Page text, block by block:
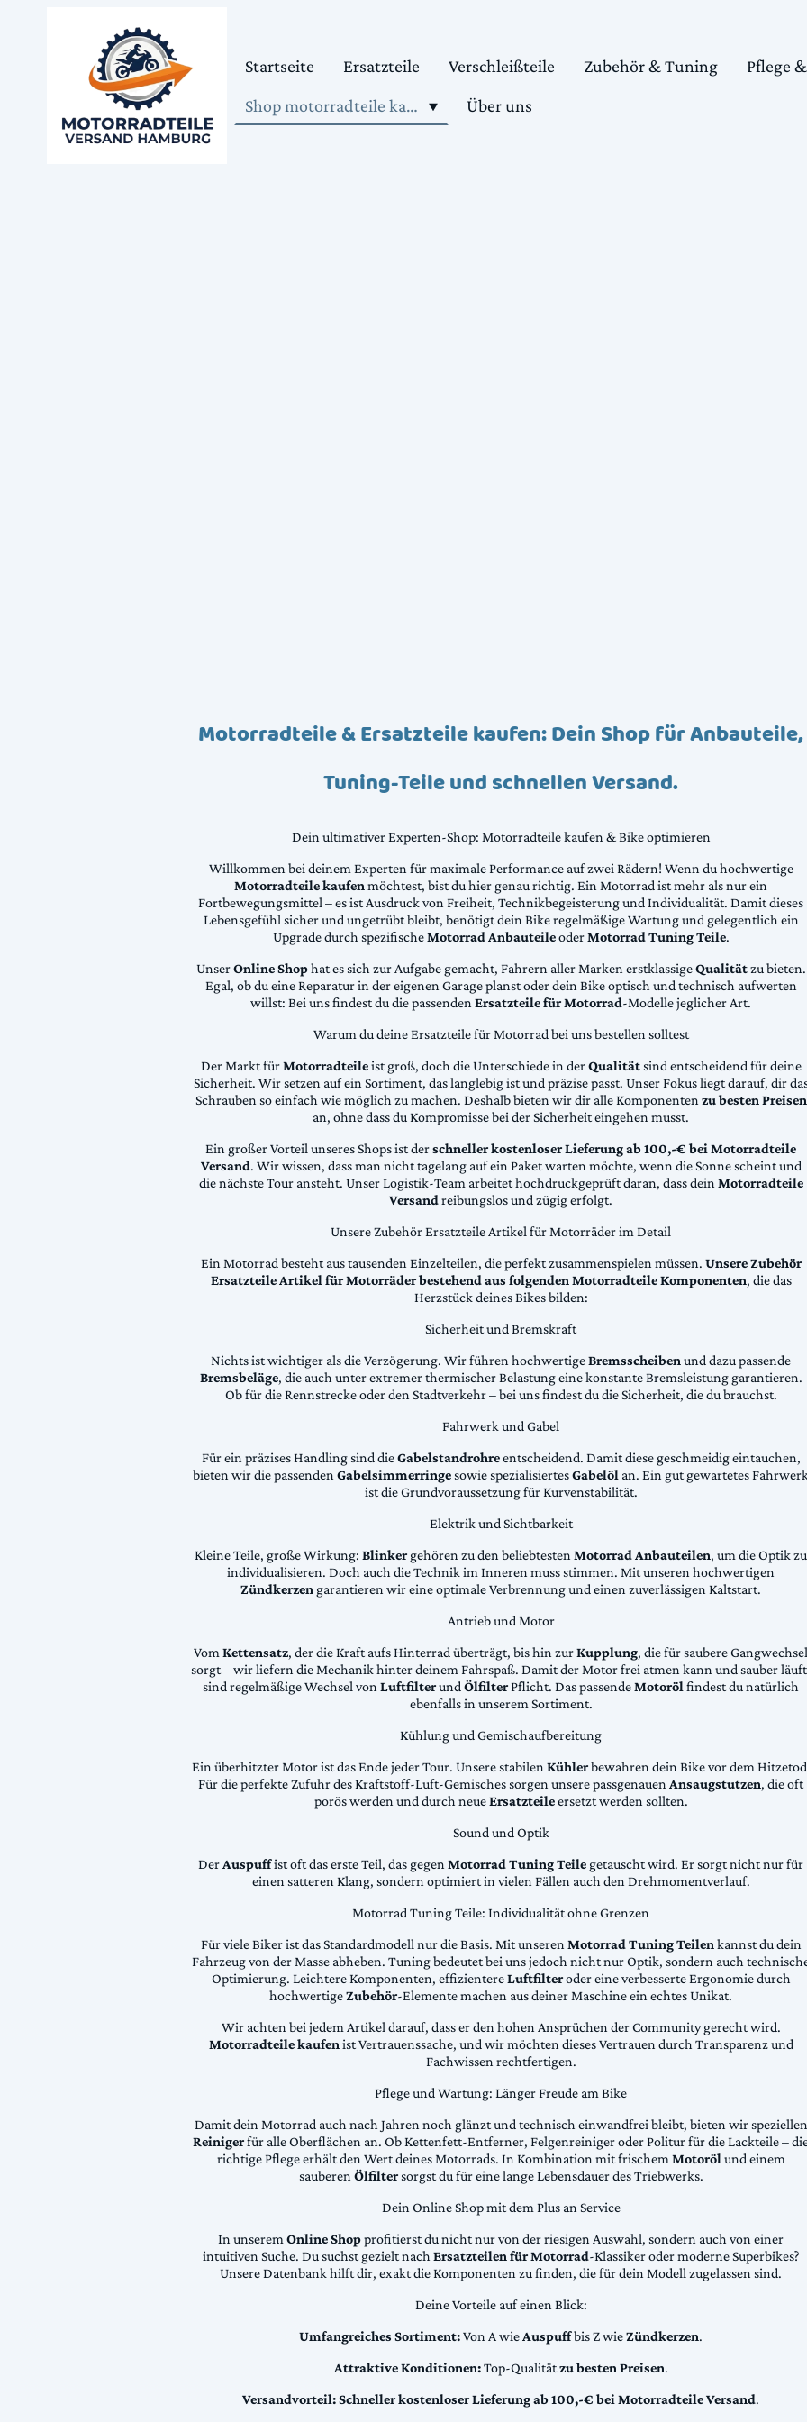
Startseite Ersatzteile Verschleißteile Zubehör & Tuning
Pflege
Shop motorradteile kaufen
Über uns
Motorradteile & Ersatzteile kaufen: Dein Shop für Anbauteile,
Tuning-Teile und schnellen Versand.
Dein ultimativer Experten-Shop: Motorradteile kaufen & Bike optimieren
Willkommen bei deinem Experten für maximale Performance auf zwei Rädern! Wenn du hochwertige
Motorradteile kaufenmöchtest, bist du hier genau richtig. Ein Motorrad ist mehr als nur ein
Fortbewegungsmittel – es ist Ausdruck von Freiheit, Technikbegeisterung und Individualität. Damit dieses
Lebensgefühl sicher und ungetrübt bleibt, benötigt dein Bike regelmäßige Wartung und gelegentlich ein
Upgrade durch spezifischeMotorrad AnbauteileoderMotorrad Tuning Teile.
UnserOnline Shophat es sich zur Aufgabe gemacht, Fahrern aller Marken erstklassigeQualitätzu bieten.
Egal, ob du eine Reparatur in der eigenen Garage planst oder dein Bike optisch und technisch aufwerten
willst: Bei uns findest du die passendenErsatzteile für Motorrad-Modelle jeglicher Art.
Warum du deine Ersatzteile für Motorrad bei uns bestellen solltest
Der Markt fürMotorradteileist groß, doch die Unterschiede in derQualitätsind entscheidend für deine
Sicherheit. Wir setzen auf ein Sortiment, das langlebig ist und präzise passt. Unser Fokus liegt darauf, dir
Schrauben so einfach wie möglich zu machen. Deshalb bieten wir dir alle Komponentenzu besten Preisen
an, ohne dass du Kompromisse bei der Sicherheit eingehen musst.
Ein großer Vorteil unseres Shops ist derschneller kostenloser Lieferung ab 100,-€ bei Motorradteile
Versand. Wir wissen, dass man nicht tagelang auf ein Paket warten möchte, wenn die Sonne scheint und
die nächste Tour ansteht. Unser Logistik-Team arbeitet hochdruckgeprüft daran, dass deinMotorradteile
Versandreibungslos und zügig erfolgt.
Unsere Zubehör Ersatzteile Artikel für Motorräder im Detail
Ein Motorrad besteht aus tausenden Einzelteilen, die perfekt zusammenspielen müssen. Unsere Zubehör
Ersatzteile Artikel für Motorräder bestehend aus folgenden Motorradteile Komponenten, die das
Herzstück deines Bikes bilden:
Sicherheit und Bremskraft
Nichts ist wichtiger als die Verzögerung. Wir führen hochwertigeBremsscheibenund dazu passende
Bremsbeläge, die auch unter extremer thermischer Belastung eine konstante Bremsleistung garantieren.
Ob für die Rennstrecke oder den Stadtverkehr – bei uns findest du die Sicherheit, die du brauchst.
Fahrwerk und Gabel
Für ein präzises Handling sind dieGabelstandrohreentscheidend. Damit diese geschmeidig eintauchen,
bieten wir die passendenGabelsimmerringesowie spezialisiertesGabelöl an. Ein gut gewartetes
ist die Grundvoraussetzung für Kurvenstabilität.
Elektrik und Sichtbarkeit
Kleine Teile, große Wirkung: Blinker gehören zu den beliebtestenMotorrad Anbauteilen, um die Optik zu
individualisieren. Doch auch die Technik im Inneren muss stimmen. Mit unseren hochwertigen
Zündkerzen garantieren wir eine optimale Verbrennung und einen zuverlässigen Kaltstart.
Antrieb und Motor
VomKettensatz, der die Kraft aufs Hinterrad überträgt, bis hin zurKupplung, die für saubere Gangwechsel
sorgt – wir liefern die Mechanik hinter deinem Fahrspaß. Damit der Motor frei atmen kann und sauber
sind regelmäßige Wechsel vonLuftfilterundÖlfilterPflicht. Das passendeMotorölfindest du natürlich
ebenfalls in unserem Sortiment.
Kühlung und Gemischaufbereitung
Ein überhitzter Motor ist das Ende jeder Tour. Unsere stabilenKühlerbewahren dein Bike vor dem
Für die perfekte Zufuhr des Kraftstoff-Luft-Gemisches sorgen unsere passgenauenAnsaugstutzen, die oft
porös werden und durch neueErsatzteileersetzt werden sollten.
Sound und Optik
DerAuspuffist oft das erste Teil, das gegenMotorrad Tuning Teile getauscht wird. Er sorgt nicht nur für
einen satteren Klang, sondern optimiert in vielen Fällen auch den Drehmomentverlauf.
Motorrad Tuning Teile: Individualität ohne Grenzen
Für viele Biker ist das Standardmodell nur die Basis. Mit unserenMotorrad Tuning Teilenkannst du dein
Fahrzeug von der Masse abheben. Tuning bedeutet bei uns jedoch nicht nur Optik, sondern auch
Optimierung. Leichtere Komponenten, effizientereLuftfilteroder eine verbesserte Ergonomie durch
hochwertigeZubehör-Elemente machen aus deiner Maschine ein echtes Unikat.
Wir achten bei jedem Artikel darauf, dass er den hohen Ansprüchen der Community gerecht wird.
Motorradteile kaufenist Vertrauenssache, und wir möchten dieses Vertrauen durch Transparenz und
Fachwissen rechtfertigen.
Pflege und Wartung: Länger Freude am Bike
Damit dein Motorrad auch nach Jahren noch glänzt und technisch einwandfrei bleibt, bieten wir speziellen
Reinigerfür alle Oberflächen an. Ob Kettenfett-Entferner, Felgenreiniger oder Politur für die Lackteile –
richtige Pflege erhält den Wert deines Motorrads. In Kombination mit frischemMotorölund einem
sauberenÖlfiltersorgst du für eine lange Lebensdauer des Triebwerks.
Dein Online Shop mit dem Plus an Service
In unseremOnline Shopprofitierst du nicht nur von der riesigen Auswahl, sondern auch von einer
intuitiven Suche. Du suchst gezielt nachErsatzteilen für Motorrad-Klassiker oder moderne Superbikes?
Unsere Datenbank hilft dir, exakt die Komponenten zu finden, die für dein Modell zugelassen sind.
Deine Vorteile auf einen Blick:
Umfangreiches Sortiment:Von A wieAuspuffbis Z wieZündkerzen.
Attraktive Konditionen:Top-Qualitätzu besten Preisen.
Versandvorteil:Schneller kostenloser Lieferung ab 100,-€ bei Motorradteile Versand.